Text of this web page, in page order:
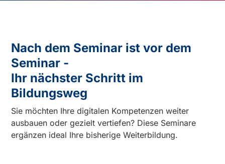
Nach dem Seminar ist vor dem
Seminar -
Ihr nächster Schritt im
Bildungsweg
Sie möchten Ihre digitalen Kompetenzen weiter
ausbauen oder gezielt vertiefen? Diese Seminare
ergänzen ideal Ihre bisherige Weiterbildung.